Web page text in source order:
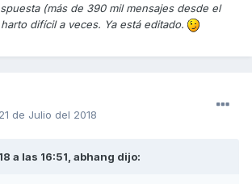
(más de 390 mil mensajes desde el
difícil a veces. Ya está editado.
21 de Julio del 2018
a las 16:51, abhang dijo: